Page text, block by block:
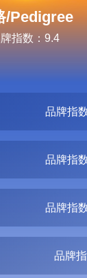
/Pedigree
指数：9.4
品牌指
品牌指
品牌指
品牌